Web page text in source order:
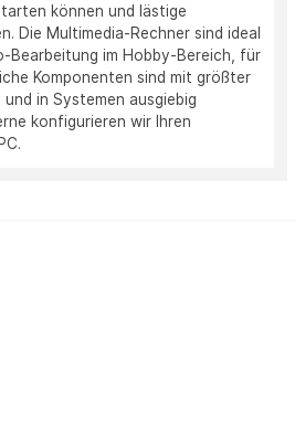
können und lästige
Die Multimedia-Rechner sind ideal
Bearbeitung im Hobby-Bereich, für
Komponenten sind mit größter
in Systemen ausgiebig
konfigurieren wir Ihren